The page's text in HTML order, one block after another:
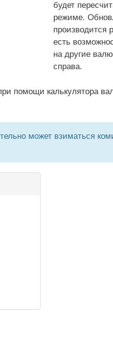
будет
режиме.
производится
есть
на другие
справа.
помощи калькулятора
может взиматься